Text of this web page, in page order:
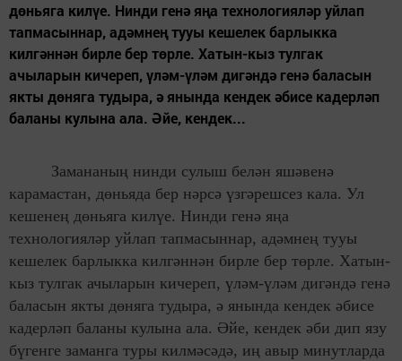
дөньяга килүе. Нинди генә яңа технологияләр уйлап
тапмасыннар, адәмнең тууы кешелек барлыкка
килгәннән бирле бер төрле. Хатын-кыз тулгак
ачыларын кичереп, үләм-үләм дигәндә генә баласын
якты дөняга тудыра, ә янында кендек әбисе кадерләп
баланы кулына ала. Әйе, кендек...
Замананың нинди сулыш белән яшәвенә
карамастан, дөньяда бер нәрсә үзгәрешсез кала. Ул
кешенең дөньяга килүе. Нинди генә яңа
технологияләр уйлап тапмасыннар, адәмнең тууы
кешелек барлыкка килгәннән бирле бер төрле. Хатын-
кыз тулгак ачыларын кичереп, үләм-үләм дигәндә генә
баласын якты дөняга тудыра, ә янында кендек әбисе
кадерләп баланы кулына ала. Әйе, кендек әби дип язу
бүгенге заманга туры килмәсәдә, иң авыр минутларда